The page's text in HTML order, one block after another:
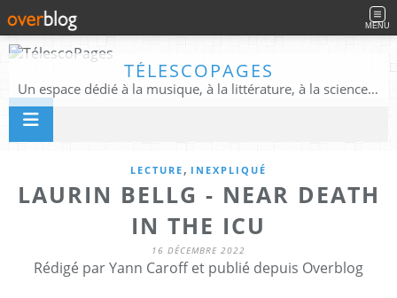
MENU
TÉLESCOPAGES
Un espace dédié à la musique, à la littérature, à la science, à la conscience, et au-delà
LECTURE , INEXPLIQUÉ
LAURIN BELLG - NEAR DEATH
IN THE ICU
16 DÉCEMBRE 2022
Rédigé par Yann Caroff et publié depuis Overblog